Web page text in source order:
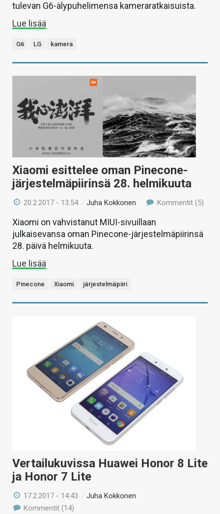
tulevan G6-älypuhelimensa kameraratkaisuista.
Lue lisää
G6 LG kamera
Xiaomi esittelee oman Pinecone-
järjestelmäpiirinsä 28. helmikuuta
20.2.2017 - 13:54 /Juha Kokkonen Kommentit (5)
Xiaomi on vahvistanut MIUI-sivuillaan
julkaisevansa oman Pinecone-järjestelmäpiirinsä
28. päivä helmikuuta.
Lue lisää
Pinecone Xiaomi järjestelmäpiiri
Vertailukuvissa Huawei Honor 8 Lite
ja Honor 7 Lite
17.2.2017 - 14:43 /Juha Kokkonen
Kommentit (14)